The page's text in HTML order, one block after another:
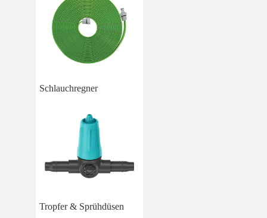
Schlauchregner
Tropfer & Sprühdüsen